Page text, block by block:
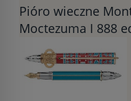
Pióro wieczne
Moctezuma I 888